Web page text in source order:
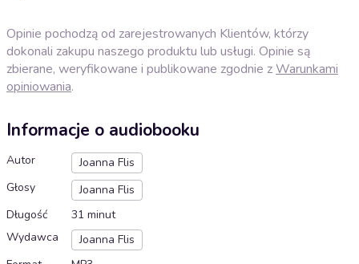
Opinie pochodzą od zarejestrowanych Klientów, którzy
dokonali zakupu naszego produktu lub usługi. Opinie są
zbierane, weryfikowane i publikowane zgodnie zWarunkami
opiniowania.
Informacje o audiobooku
Autor
Joanna Flis
Głosy
Joanna Flis
Długość
31 minut
Wydawca
Joanna Flis